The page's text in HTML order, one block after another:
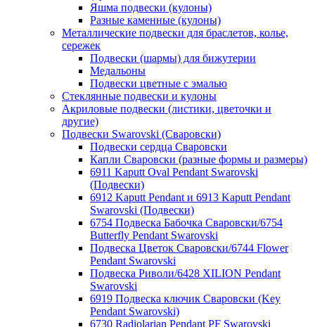
Яшма подвески (кулоны)
Разные каменные (кулоны)
Металлические подвески для браслетов, колье,
сережек
Подвески (шармы) для бижутерии
Медальоны
Подвески цветные с эмалью
Стеклянные подвески и кулоны
Акриловые подвески (листики, цветочки и
другие)
Подвески Swarovski (Сваровски)
Подвески сердца Сваровски
Капли Сваровски (разные формы и размеры)
6911 Kaputt Oval Pendant Swarovski
(Подвески)
6912 Kaputt Pendant и 6913 Kaputt Pendant
Swarovski (Подвески)
6754 Подвеска Бабочка Сваровски/6754
Butterfly Pendant Swarovski
Подвеска Цветок Сваровски/6744 Flower
Pendant Swarovski
Подвеска Риволи/6428 XILION Pendant
Swarovski
6919 Подвеска ключик Сваровски (Key
Pendant Swarovski)
6730 Radiolarian Pendant PF Swarovski